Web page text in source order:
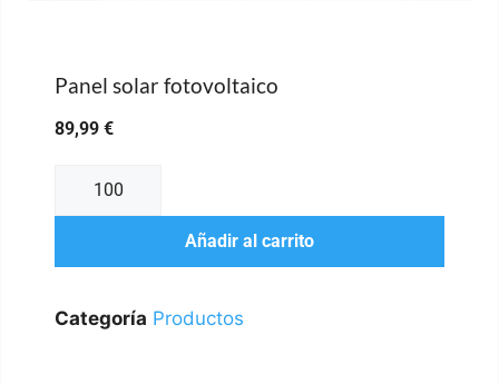
Panel solar fotovoltaico
89,99 €
Añadir al carrito
Categoría Productos